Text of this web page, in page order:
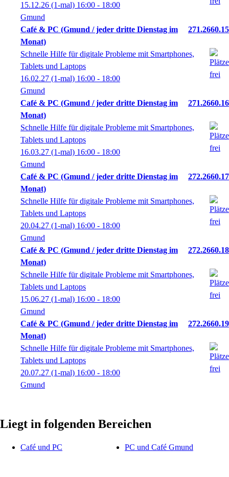
15.12.26 (1-mal) 16:00 - 18:00
Gmund
Café & PC (Gmund / jeder dritte Dienstag im
Monat)
271.2660.15
Schnelle Hilfe für digitale Probleme mit Smartphones,
Tablets und Laptops
16.02.27 (1-mal) 16:00 - 18:00
Gmund
Café & PC (Gmund / jeder dritte Dienstag im
Monat)
271.2660.16
Schnelle Hilfe für digitale Probleme mit Smartphones,
Tablets und Laptops
16.03.27 (1-mal) 16:00 - 18:00
Gmund
Café & PC (Gmund / jeder dritte Dienstag im
Monat)
272.2660.17
Schnelle Hilfe für digitale Probleme mit Smartphones,
Tablets und Laptops
20.04.27 (1-mal) 16:00 - 18:00
Gmund
Café & PC (Gmund / jeder dritte Dienstag im
Monat)
272.2660.18
Schnelle Hilfe für digitale Probleme mit Smartphones,
Tablets und Laptops
15.06.27 (1-mal) 16:00 - 18:00
Gmund
Café & PC (Gmund / jeder dritte Dienstag im
Monat)
272.2660.19
Schnelle Hilfe für digitale Probleme mit Smartphones,
Tablets und Laptops
20.07.27 (1-mal) 16:00 - 18:00
Gmund
Liegt in folgenden Bereichen
Café und PC PC und Café Gmund